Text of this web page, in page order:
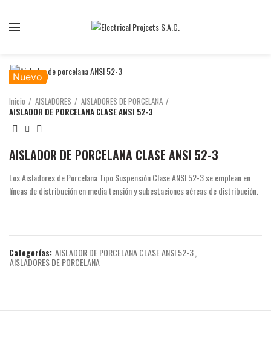
Nuevo
Inicio
AISLADORES
AISLADORES DE PORCELANA
AISLADOR DE PORCELANA CLASE ANSI 52-3
AISLADOR DE PORCELANA CLASE ANSI 52-3
Los Aisladores de Porcelana Tipo Suspensión Clase ANSI 52-3 se emplean en
líneas de distribución en media tensión y subestaciones aéreas de distribución.
Categorías: AISLADOR DE PORCELANA CLASE ANSI 52-3
AISLADORES DE PORCELANA